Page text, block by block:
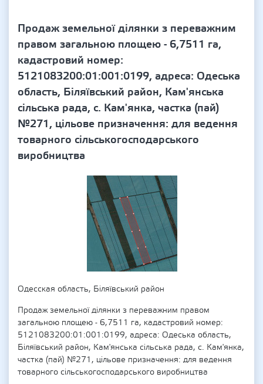
Продаж земельної ділянки з переважним
правом загальною площею - 6,7511 га,
кадастровий номер:
5121083200:01:001:0199, адреса: Одеська
область, Біляївський район, Кам'янська
сільська рада, с. Кам'янка, частка (пай)
№271, цільове призначення: для ведення
товарного сільськогосподарського
виробництва
Одесская область, Біляївський район
Продаж земельної ділянки з переважним правом
загальною площею - 6,7511 га, кадастровий номер:
5121083200:01:001:0199, адреса: Одеська область,
Біляївський район, Кам'янська сільська рада, с. Кам'янка,
частка (пай) №271, цільове призначення: для ведення
товарного сільськогосподарського виробництва